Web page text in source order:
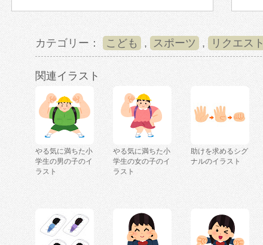
カテゴリー： こども , スポーツ , リクエスト
関連イラスト
やる気に満ちた小
学生の男の子のイ
ラスト
やる気に満ちた小
学生の女の子のイ
ラスト
助けを求めるシグ
ナルのイラスト